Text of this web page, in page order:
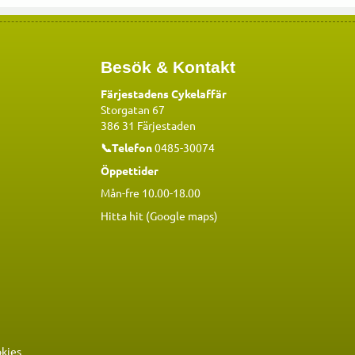
Besök & Kontakt
Färjestadens Cykelaffär
Storgatan 67
386 31 Färjestaden
📞Telefon0485-30074
Öppettider
Mån-fre 10.00-18.00
Hitta hit (Google maps)